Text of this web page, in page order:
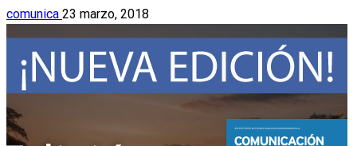
comunica 23 marzo, 2018